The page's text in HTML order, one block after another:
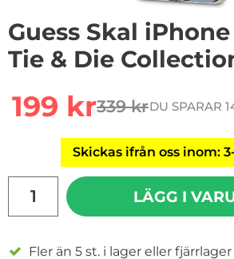
Guess Skal
Tie & Die
rea pris
199 krtidigare pris
339 krDU SPARAR
Skickas ifrån oss inom:
LÄGG I
Fler än 5 st. i lager eller fjärrlager